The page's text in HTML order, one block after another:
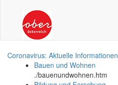
Coronavirus: Aktuelle Informationen
Bauen und Wohnen
./bauenundwohnen.htm